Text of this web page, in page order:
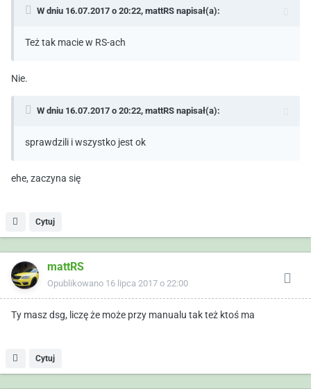
W dniu 16.07.2017 o 20:22, mattRS napisał(a):
Też tak macie w RS-ach
Nie.
W dniu 16.07.2017 o 20:22, mattRS napisał(a):
sprawdzili i wszystko jest ok
ehe, zaczyna się
Cytuj
mattRS
Opublikowano 16 lipca 2017 o 22:00
Ty masz dsg, liczę że może przy manualu tak też ktoś ma
Cytuj